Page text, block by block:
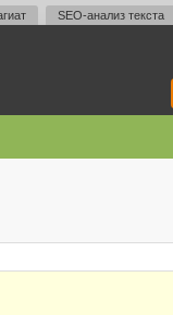
SEO-анализ текста